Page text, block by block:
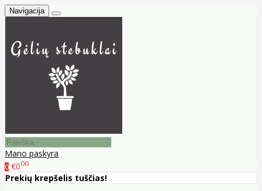
Navigacija
Mano paskyra
0 €000
Prekių krepšelis tuščias!